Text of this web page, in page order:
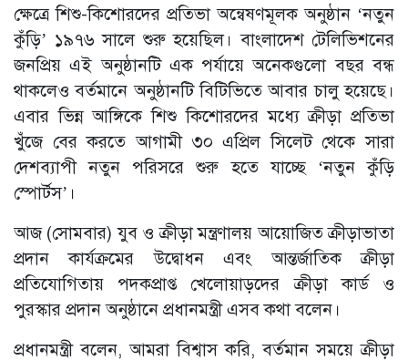
ক্ষেত্রে শিশু-কিশোরদের প্রতিভা অন্বেষণমূলক অনুষ্ঠান ‘নতুন
কুঁড়ি’ ১৯৭৬ সালে শুরু হয়েছিল। বাংলাদেশ টেলিভিশনের
জনপ্রিয় এই অনুষ্ঠানটি এক পর্যায়ে অনেকগুলো বছর বন্ধ
থাকলেও বর্তমানে অনুষ্ঠানটি বিটিভিতে আবার চালু হয়েছে।
এবার ভিন্ন আঙ্গিকে শিশু কিশোরদের মধ্যে ক্রীড়া প্রতিভা
খুঁজে বের করতে আগামী ৩০ এপ্রিল সিলেট থেকে সারা
দেশব্যাপী নতুন পরিসরে শুরু হতে যাচ্ছে ‘নতুন কুঁড়ি
স্পোর্টস’।
আজ (সোমবার) যুব ও ক্রীড়া মন্ত্রণালয় আয়োজিত ক্রীড়াভাতা
প্রদান কার্যক্রমের উদ্বোধন এবং আন্তর্জাতিক ক্রীড়া
প্রতিযোগিতায় পদকপ্রাপ্ত খেলোয়াড়দের ক্রীড়া কার্ড ও
পুরস্কার প্রদান অনুষ্ঠানে প্রধানমন্ত্রী এসব কথা বলেন।
প্রধানমন্ত্রী বলেন, আমরা বিশ্বাস করি, বর্তমান সময়ে ক্রীড়া